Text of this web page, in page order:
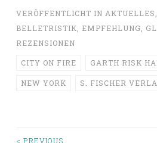
VERÖFFENTLICHT IN AKTUELLES
BELLETRISTIK
EMPFEHLUNG
REZENSIONEN
CITY ON FIRE GARTH RISK
NEW YORK S. FISCHER
< PREVIOUS